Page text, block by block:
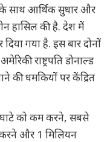
के साथ आर्थिक सुधार और
हासिल की है. देश में
गया है. इस बार दोनों
राष्ट्रपति डोनाल्ड
की धमकियों पर केंद्रित
घाटे को कम करने, सबसे
और 1 मिलियन